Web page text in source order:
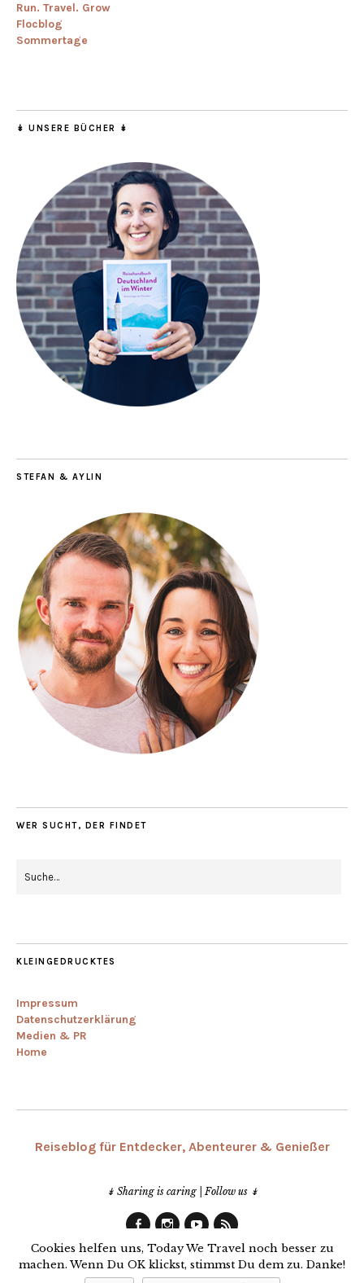
Run. Travel. Grow
Flocblog
Sommertage
↡ UNSERE BÜCHER ↡
STEFAN & AYLIN
WER SUCHT, DER FINDET
KLEINGEDRUCKTES
Impressum
Datenschutzerklärung
Medien & PR
Home
Reiseblog für Entdecker, Abenteurer & Genießer
↡ Sharing is caring | Follow us ↡
Facebook
Instagram
Youtube
RSS
© 2013-2019 Today We Travel | Made with ♥ in Bremen | Germany
Cookies helfen uns, Today We Travel noch besser zu
machen. Wenn Du OK klickst, stimmst Du dem zu. Danke!